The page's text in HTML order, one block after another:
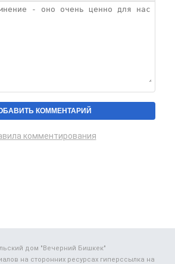
комментирования
дом "Вечерний Бишкек"
на сторонних ресурсах гиперссылка на